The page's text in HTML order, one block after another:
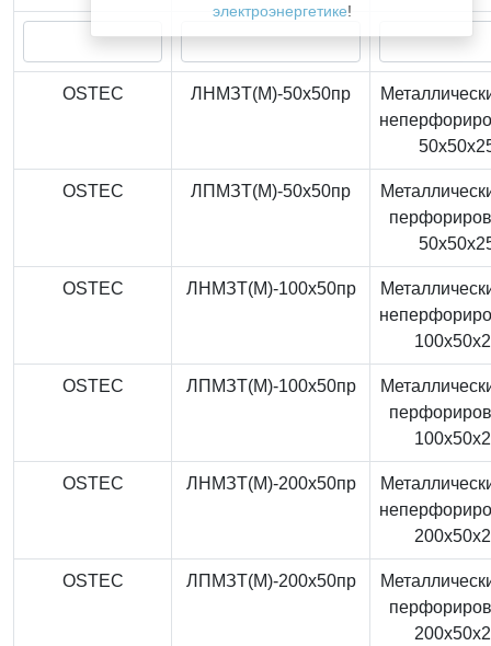
электроэнергетике!
OSTEC ЛНМЗТ(М)-50x50пр
OSTEC ЛПМЗТ(М)-50x50пр
OSTEC ЛНМЗТ(М)-100x50пр
OSTEC ЛПМЗТ(М)-100x50пр
OSTEC ЛНМЗТ(М)-200x50пр
OSTEC ЛПМЗТ(М)-200x50пр